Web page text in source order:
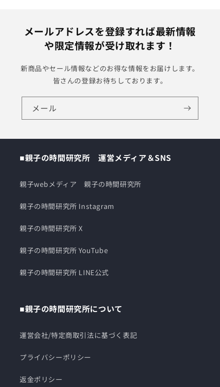
メールアドレスを登録すれば最新情報
や限定情報が受け取れます！
新商品やセール情報などのお得な情報をお届けします。
皆さんの登録お待ちしております。
メール
■親子の時間研究所 運営メディア＆SNS
親子webメディア 親子の時間研究所
親子の時間研究所 Instagram
親子の時間研究所 X
親子の時間研究所 YouTube
親子の時間研究所 LINE公式
■親子の時間研究所について
運営会社/特定商取引法に基づく表記
プライバシーポリシー
返金ポリシー